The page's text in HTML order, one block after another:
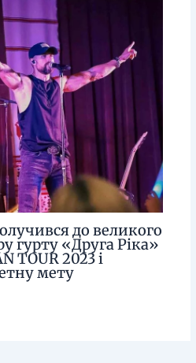
до великого
гурту «Друга Ріка»
TOUR 2023 і
мету